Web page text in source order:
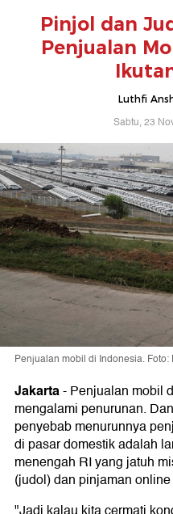
Pinjol dan
Penjualan
Luthfi
Sabtu, 23
Penjualan mobil di Indonesia. Foto:
Jakarta-Penjualan mobil
mengalami penurunan.
penyebab menurunnya
di pasar domestik adalah
menengah RI yang jatuh
(judol) dan pinjaman